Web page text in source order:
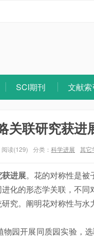
SCI期刊 文献索
关联研究获进
阅读(129) 分类： 科学进展 其它
进展。花的对称性是被
化的形态学关联，不
究。阐明花对称性与
园开展同质园实验，